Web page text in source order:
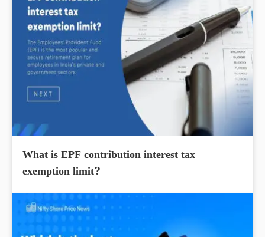
What is EPF contribution interest tax
exemption limit?